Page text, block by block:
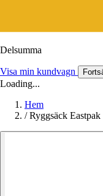
Delsumma
Visa min kundvagn
Loading...
Hem
/ Ryggsäck